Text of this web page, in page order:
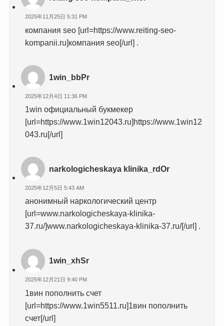
2025年11月25日 5:31 PM
компания seo [url=https://www.reiting-seo-
kompanii.ru]компания seo[/url] .
1win_bbPr
2025年12月4日 11:36 PM
1win официальный букмекер
[url=https://www.1win12043.ru]https://www.1win12
043.ru[/url]
narkologicheskaya klinika_rdOr
2025年12月5日 5:43 AM
анонимный наркологический центр
[url=www.narkologicheskaya-klinika-
37.ru/]www.narkologicheskaya-klinika-37.ru/[/url] .
1win_xhSr
2025年12月21日 9:40 PM
1вин пополнить счет
[url=https://www.1win5511.ru]1вин пополнить
счет[/url]